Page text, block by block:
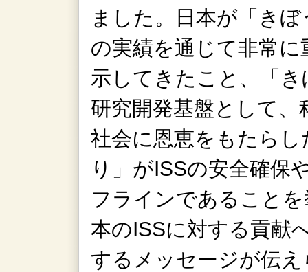
ました。日本が「き
の実績を通じて非常
示してきたこと、「
研究開発基盤として
社会に恩恵をもたら
り」がISSの安全確保
フラインであること
本のISSに対する貢献
するメッセージが伝